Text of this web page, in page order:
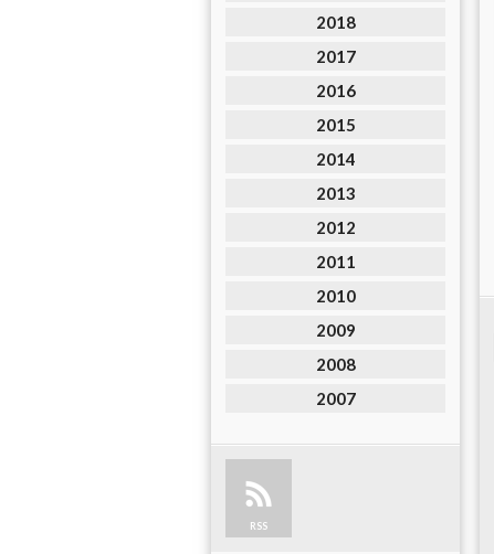
2018
2017
2016
2015
2014
2013
2012
2011
2010
2009
2008
2007
RSS